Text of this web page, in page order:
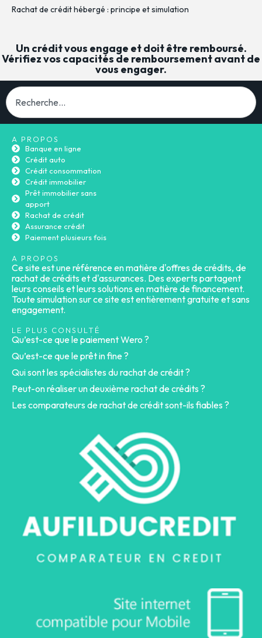
Rachat de crédit hébergé : principe et simulation
Un crédit vous engage et doit être remboursé.
Vérifiez vos capacités de remboursement avant de
vous engager.
A PROPOS
Banque en ligne
Crédit auto
Crédit consommation
Crédit immobilier
Prêt immobilier sans
apport
Rachat de crédit
Assurance crédit
Paiement plusieurs fois
A PROPOS
Ce site est une référence en matière d'offres de crédits, de
rachat de crédits et d'assurances. Des experts partagent
leurs conseils et leurs solutions en matière de financement.
Toute simulation sur ce site est entièrement gratuite et sans
engagement.
LE PLUS CONSULTÉ
Qu’est-ce que le paiement Wero ?
Qu’est-ce que le prêt in fine ?
Qui sont les spécialistes du rachat de crédit ?
Peut-on réaliser un deuxième rachat de crédits ?
Les comparateurs de rachat de crédit sont-ils fiables ?